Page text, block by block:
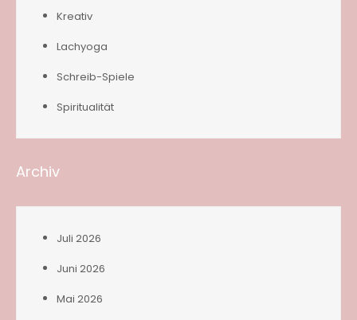
Kreativ
Lachyoga
Schreib-Spiele
Spiritualität
Archiv
Juli 2026
Juni 2026
Mai 2026